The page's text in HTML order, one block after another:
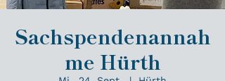
Sachspendenannah
me Hürth